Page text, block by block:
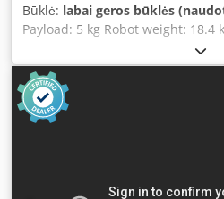
Būklė: labai geros būklės
Payload: 5 kg Robot weight: 18.4
Included in the set: -
Robot controller QUANTITY: 2
2018 Reach: 850 mm Payload: 5
Number of axes: 6 Gripper:
tablet + controller The price